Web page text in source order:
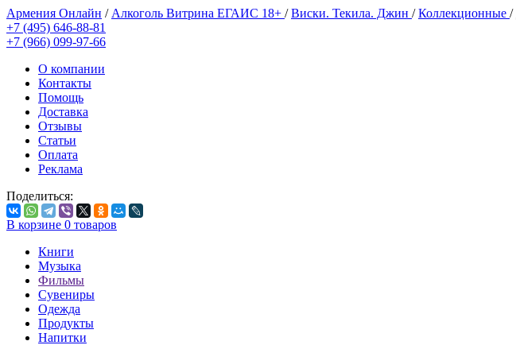
Армения Онлайн / Алкоголь Витрина ЕГАИС 18+ /Виски. Текила. Джин /Коллекционные /
+7 (495) 646-88-81
+7 (966) 099-97-66
О компании
Контакты
Помощь
Доставка
Отзывы
Статьи
Оплата
Реклама
Поделиться:
В корзине 0 товаров
Книги
Музыка
Фильмы
Сувениры
Одежда
Продукты
Напитки